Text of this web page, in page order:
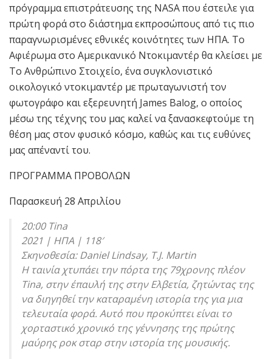
πρόγραμμα επιστράτευσης της NASA που έστειλε για
πρώτη φορά στο διάστημα εκπροσώπους από τις πιο
παραγνωρισμένες εθνικές κοινότητες των ΗΠΑ. Το
Αφιέρωμα στο Αμερικανικό Ντοκιμαντέρ θα κλείσει με
Το Ανθρώπινο Στοιχείο, ένα συγκλονιστικό
οικολογικό ντοκιμαντέρ με πρωταγωνιστή τον
φωτογράφο και εξερευνητή James Balog, ο οποίος
μέσω της τέχνης του μας καλεί να ξανασκεφτούμε τη
θέση μας στον φυσικό κόσμο, καθώς και τις ευθύνες
μας απέναντί του.
ΠΡΟΓΡΑΜΜΑ ΠΡΟΒΟΛΩΝ
Παρασκευή 28 Απριλίου
20:00 Tina
2021 | ΗΠΑ | 118′
Σκηνοθεσία: Daniel Lindsay, T.J. Martin
Η ταινία χτυπάει την πόρτα της 79χρονης πλέον
Tina, στην έπαυλή της στην Ελβετία, ζητώντας της
να διηγηθεί την καταραμένη ιστορία της για μια
τελευταία φορά. Αυτό που προκύπτει είναι το
χορταστικό χρονικό της γέννησης της πρώτης
μαύρης ροκ σταρ στην ιστορία της μουσικής.